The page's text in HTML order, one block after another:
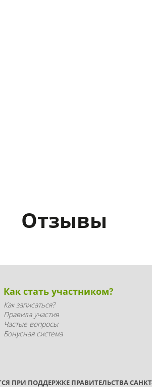
Отзывы
Как стать участником?
Как записаться?
Правила участия
Частые вопросы
Бонусная система
ПРИ ПОДДЕРЖКЕ ПРАВИТЕЛЬСТВА